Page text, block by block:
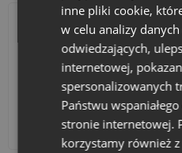
Personalizacja i Branding:
Jednym z największych
możliwość pełnej
logo swojej firmy, slogan, a
jakości. Dzięki temu woreczki
opakowaniem, ale również
marketingowym, które
Dodatkowe Usługi:
Kalendarze adwentowe
inne pliki cookie,
w celu analizy
odwiedzających,
internetowej,
spersonalizowanych
Państwu
stronie internetowej.
korzystamy również